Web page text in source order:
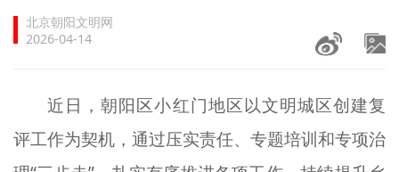
文明实践
未成年人思想道德建设
榜样人物
+
北京朝阳文明网
2026-04-14
近日，朝阳区小红门地区以文明城区创建复
评工作为契机，通过压实责任、专题培训和专项治